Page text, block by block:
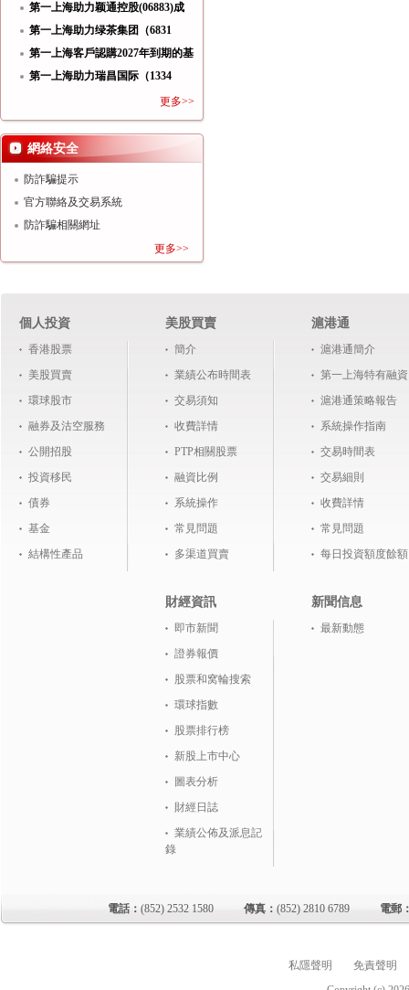
第一上海助力颖通控股(06883)成
功
第一上海助力绿茶集团（6831
HK）
第一上海客戶認購2027年到期的基
第一上海助力瑞昌国际（1334
更多>>
網絡安全
防詐騙提示
官方聯絡及交易系統
防詐騙相關網址
更多>>
個人投資
香港股票
美股買賣
環球股市
融券及沽空服務
公開招股
投資移民
債券
基金
結構性產品
美股買賣
簡介
業績公布時間表
交易須知
收費詳情
PTP相關股票
融資比例
系統操作
常見問題
多渠道買賣
財經資訊
即市新聞
證券報價
股票和窝輪搜索
環球指數
股票排行榜
新股上市中心
圖表分析
財經日誌
業績公佈及派息記
錄
滬港通
滬港通簡介
第一上海特有融資
滬港通策略報告
系統操作指南
交易時間表
交易細則
收費詳情
常見問題
每日投資額度餘額
新聞信息
最新動態
電話： (852) 2532 1580 傳真： (852) 2810 6789 電郵
私隱聲明
免責聲明